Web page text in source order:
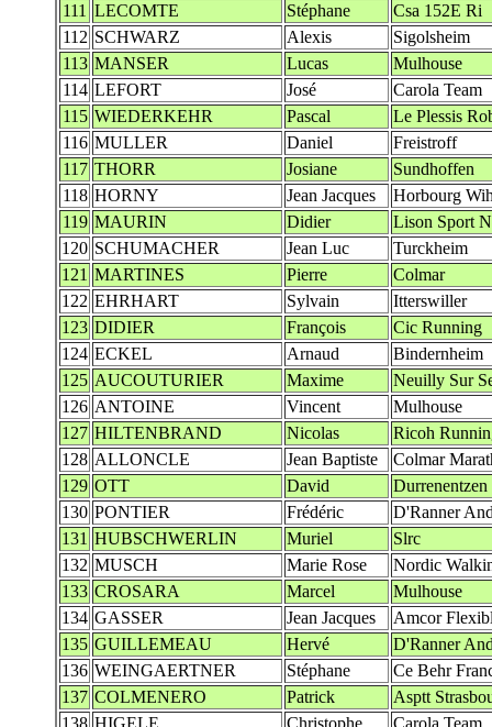
111 LECOMTE Stéphane
Csa 152E Ri
112 SCHWARZ Alexis
Sigolsheim
113 MANSER Lucas
Mulhouse
114 LEFORT José
Carola Team
115 WIEDERKEHR Pascal
Le Plessis
116 MULLER Daniel
Freistroff
117 THORR Josiane
Sundhoffen
118 HORNY Jean Jacques
Horbourg
119 MAURIN Didier
Lison Sport
120 SCHUMACHER Jean Luc
Turckheim
121 MARTINES Pierre
Colmar
122 EHRHART Sylvain
Itterswiller
123 DIDIER François
Cic Running
124 ECKEL Arnaud
Bindernheim
125 AUCOUTURIER Maxime
Neuilly Sur
126 ANTOINE Vincent
Mulhouse
127 HILTENBRAND Nicolas
Ricoh
128 ALLONCLE Jean Baptiste
Colmar
129 OTT David
Durrenentzen
130 PONTIER Frédéric
D'Ranner
131 HUBSCHWERLIN Muriel
Slrc
132 MUSCH Marie Rose
Nordic
133 CROSARA Marcel
Mulhouse
134 GASSER Jean Jacques
Amcor
135 GUILLEMEAU Hervé
D'Ranner
136 WEINGAERTNER Stéphane
Ce Behr
137 COLMENERO Patrick
Asptt
138 HIGELE Christophe Carola Team